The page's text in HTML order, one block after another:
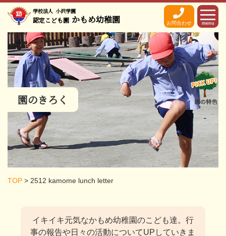
学校法人 小沢学園
認定こども園 かもめ幼稚園 お問合わせ menu
園のきろく
TOP > 2512 kamome lunch letter
イキイキ元気なかもめ幼稚園のこども達。 行
事の報告や日々の活動についてUPしていきま